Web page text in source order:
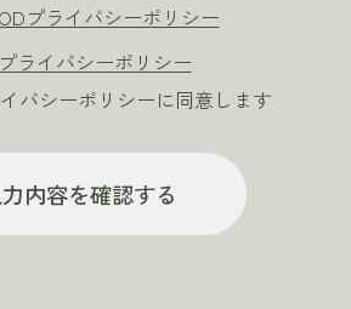
プライバシーポリシー
ライバシーポリシー
バシーポリシーに同意します